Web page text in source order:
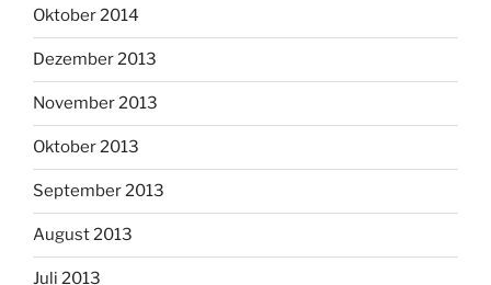
Oktober 2014
Dezember 2013
November 2013
Oktober 2013
September 2013
August 2013
Juli 2013